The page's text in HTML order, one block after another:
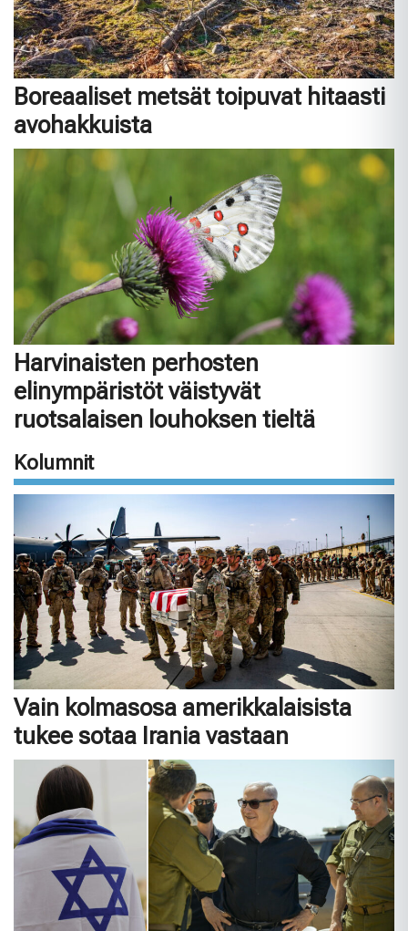
Boreaaliset metsät toipuvat hitaasti
avohakkuista
Harvinaisten perhosten
elinympäristöt väistyvät
ruotsalaisen louhoksen tieltä
Kolumnit
Vain kolmasosa amerikkalaisista
tukee sotaa Irania vastaan